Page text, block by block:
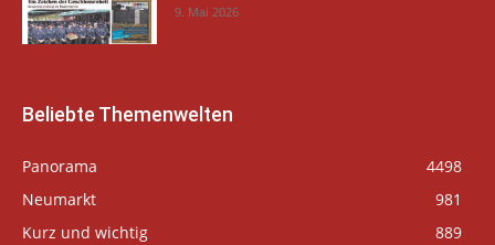
9. Mai 2026
Beliebte Themenwelten
Panorama
4498
Neumarkt
981
Kurz und wichtig
889